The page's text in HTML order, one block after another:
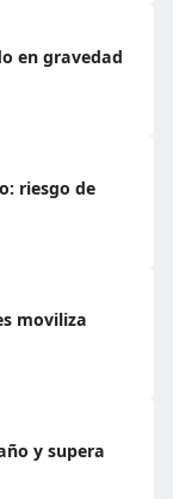
en gravedad
riesgo de
moviliza
y supera